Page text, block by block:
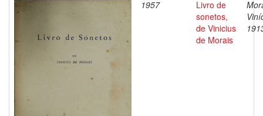
1957
Livro de
sonetos,
de Vinicius
de Morais